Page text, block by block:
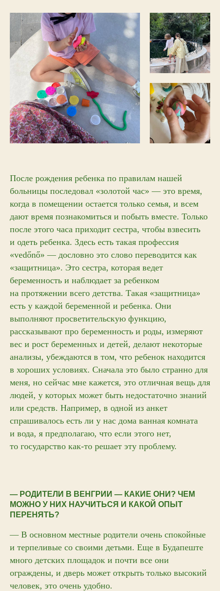
После рождения ребенка по правилам нашей
больницы последовал «золотой час» — это время,
когда в помещении остается только семья, и всем
дают время познакомиться и побыть вместе. Только
после этого часа приходит сестра, чтобы взвесить
и одеть ребенка. Здесь есть такая профессия
«vedőnő» — дословно это слово переводится как
«защитница». Это сестра, которая ведет
беременность и наблюдает за ребенком
на протяжении всего детства. Такая «защитница»
есть у каждой беременной и ребенка. Они
выполняют просветительскую функцию,
рассказывают про беременность и роды, измеряют
вес и рост беременных и детей, делают некоторые
анализы, убеждаются в том, что ребенок находится
в хороших условиях. Сначала это было странно для
меня, но сейчас мне кажется, это отличная вещь для
людей, у которых может быть недостаточно знаний
или средств. Например, в одной из анкет
спрашивалось есть ли у нас дома ванная комната
и вода, я предполагаю, что если этого нет,
то государство как-то решает эту проблему.
— РОДИТЕЛИ В ВЕНГРИИ — КАКИЕ ОНИ? ЧЕМ
МОЖНО У НИХ НАУЧИТЬСЯ И КАКОЙ ОПЫТ
ПЕРЕНЯТЬ?
— В основном местные родители очень спокойные
и терпеливые со своими детьми. Еще в Будапеште
много детских площадок и почти все они
ограждены, и дверь может открыть только высокий
человек, это очень удобно.